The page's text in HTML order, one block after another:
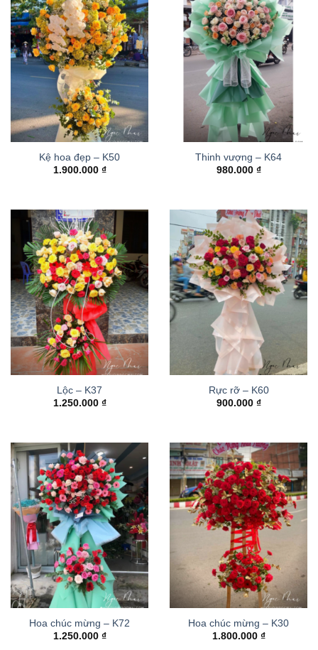
Kệ hoa đẹp – K50
1.900.000 ₫
Thinh vượng – K64
980.000 ₫
Lộc – K37
1.250.000 ₫
Rực rỡ – K60
900.000 ₫
Hoa chúc mừng – K72
1.250.000 ₫
Hoa chúc mừng – K30
1.800.000 ₫